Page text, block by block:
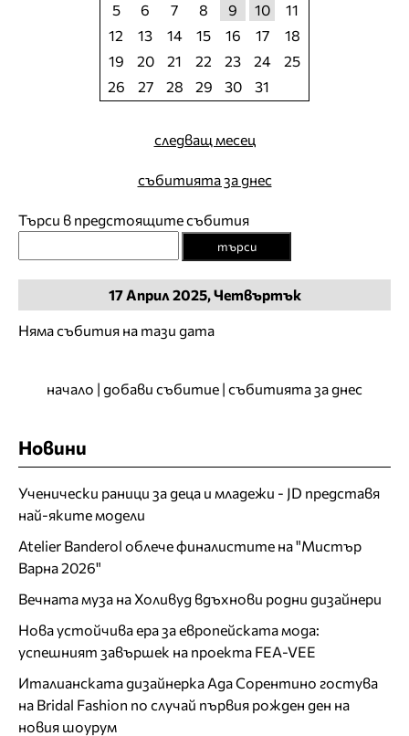
5
6 7 8 9 10
11
12
13 14 15 16 17
18
19
20 21 22 23 24
25
26
27 28 29 30 31
следващ месец
събитията за днес
Търси в предстоящите събития
търси
17Април 2025, Четвъртък
Няма събития на тази дата
начало | добави събитие | събитията за днес
Новини
Ученически раници за деца и младежи - JD представя
най-яките модели
Atelier Banderol облече финалистите на "Мистър
Варна 2026"
Вечната муза на Холивуд вдъхнови родни дизайнери
Нова устойчива ера за европейската мода:
успешният завършек на проекта FEA-VEE
Италианската дизайнерка Ада Сорентино гостува
на Bridal Fashion по случай първия рожден ден на
новия шоурум